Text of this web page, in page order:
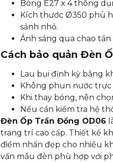
Bóng E27 x 4 thông
Kích thước Ø350 phù
sảnh nhỏ.
Ánh sáng qua chao
Cách bảo quản Đèn
Lau bụi định kỳ bằng
Không phun nước trực
Khi thay bóng, nên
Nếu cần kiểm tra hệ
Đèn Ốp Trần Đồng OD06
trang trí cao cấp. Thiết kế
điểm nhấn đẹp cho nhiều
vấn mẫu đèn phù hợp với